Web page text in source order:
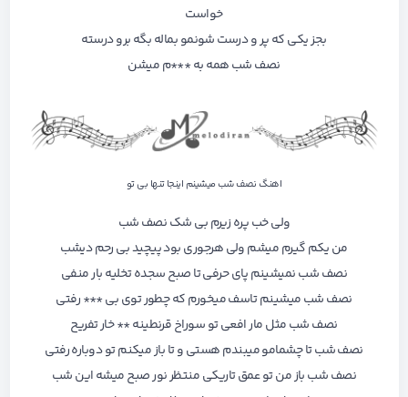
خواست
بجز یکی که پر و درست شونمو بماله بگه برو درسته
نصف شب همه به ***م میشن
اهنگ نصف شب میشینم اینجا تنها بی تو
ولی خب پره زیرم بی شک نصف شب
من یکم گیرم میشم ولی هرجوری بود پیچید بی رحم دیشب
نصف شب نمیشینم پای حرفی تا صبح سجده تخلیه بار منفی
نصف شب میشینم تاسف میخورم که چطور توی بی *** رفتی
نصف شب مثل مار افعی تو سوراخ قرنطینه ** خار تفریح
نصف شب تا چشمامو میبندم هستی و تا باز میکنم تو دوباره رفتی
نصف شب باز من تو عمق تاریکی منتظر نور صبح میشه این شب